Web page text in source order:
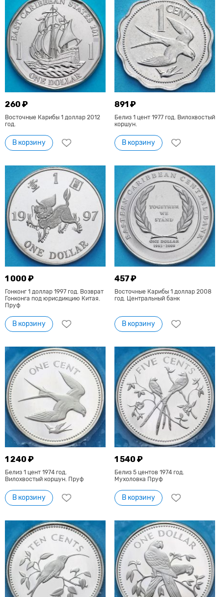
260 ₽
Восточные Карибы 1 доллар 2012
год.
В корзину
891 ₽
Белиз 1 цент 1977 год. Вилохвостый
коршун.
В корзину
1 000 ₽
Гонконг 1 доллар 1997 год. Возврат
Гонконга под юрисдикцию Китая.
Пруф
В корзину
457 ₽
Восточные Карибы 1 доллар 2008
год. Центральный банк
В корзину
1 240 ₽
Белиз 1 цент 1974 год.
Вилохвостый коршун. Пруф
В корзину
1 540 ₽
Белиз 5 центов 1974 год.
Мухоловка Пруф
В корзину